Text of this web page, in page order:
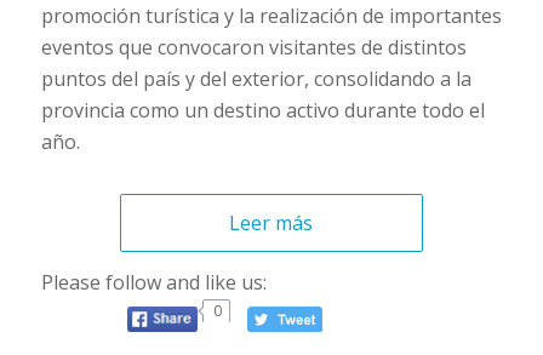
promoción turística y la realización de importantes
eventos que convocaron visitantes de distintos
puntos del país y del exterior, consolidando a la
provincia como un destino activo durante todo el
año.
Leer más
Please follow and like us:
0